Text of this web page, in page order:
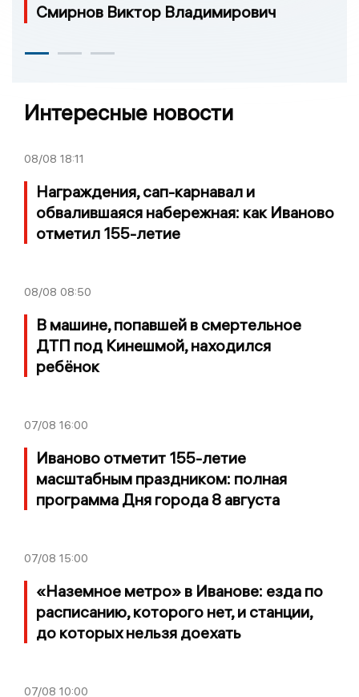
Смирнов Виктор Владимирович
Интересные новости
08/08 18:11
Награждения, сап-карнавал и
обвалившаяся набережная: как Иваново
отметил 155-летие
08/08 08:50
В машине, попавшей в смертельное
ДТП под Кинешмой, находился
ребёнок
07/08 16:00
Иваново отметит 155-летие
масштабным праздником: полная
программа Дня города 8 августа
07/08 15:00
«Наземное метро» в Иванове: езда по
расписанию, которого нет, и станции,
до которых нельзя доехать
07/08 10:00